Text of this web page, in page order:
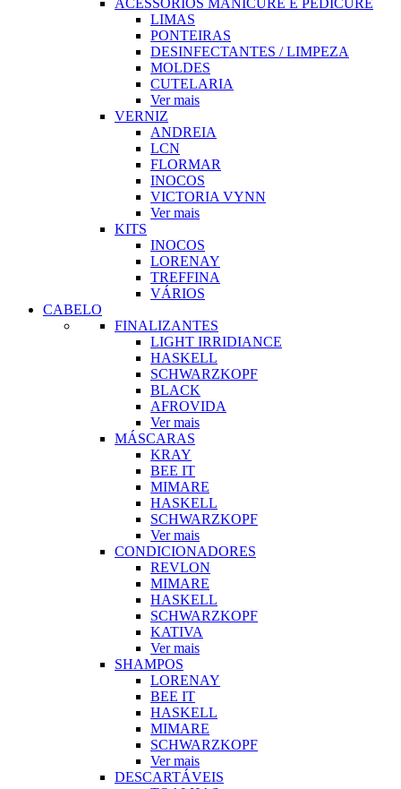
LIMAS
PONTEIRAS
DESINFECTANTES / LIMPEZA
MOLDES
CUTELARIA
Ver mais
VERNIZ
ANDREIA
LCN
FLORMAR
INOCOS
VICTORIA VYNN
Ver mais
KITS
INOCOS
LORENAY
TREFFINA
VÁRIOS
CABELO
FINALIZANTES
LIGHT IRRIDIANCE
HASKELL
SCHWARZKOPF
BLACK
AFROVIDA
Ver mais
MÁSCARAS
KRAY
BEE IT
MIMARE
HASKELL
SCHWARZKOPF
Ver mais
CONDICIONADORES
REVLON
MIMARE
HASKELL
SCHWARZKOPF
KATIVA
Ver mais
SHAMPOS
LORENAY
BEE IT
HASKELL
MIMARE
SCHWARZKOPF
Ver mais
DESCARTÁVEIS